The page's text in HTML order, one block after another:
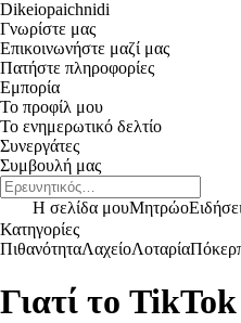
Dikeiopaichnidi
Γνωρίστε μας
Επικοινωνήστε μαζί μας
Πατήστε πληροφορίες
Εμπορία
Το προφίλ μου
Το ενημερωτικό δελτίο
Συνεργάτες
Συμβουλή μας
Η σελίδα μουΜητρώο
Κατηγορίες
ΠιθανότηταΛαχείοΛοταρίαΠόκερ
Γιατί το